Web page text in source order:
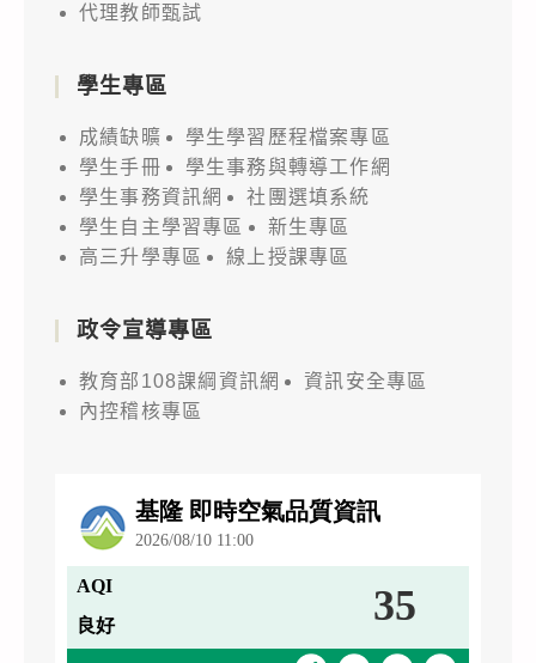
代理教師甄試
學生專區
成績缺曠
學生學習歷程檔案專區
學生手冊
學生事務與轉導工作網
學生事務資訊網
社團選填系統
學生自主學習專區
新生專區
高三升學專區
線上授課專區
政令宣導專區
教育部108課綱資訊網
資訊安全專區
內控稽核專區